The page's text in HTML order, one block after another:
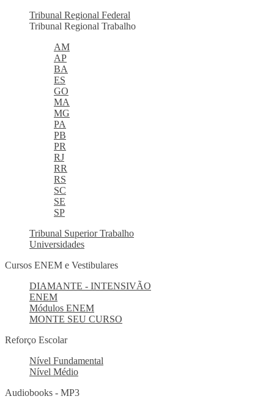
Tribunal Regional Federal
Tribunal Regional Trabalho
AM
AP
BA
ES
GO
MA
MG
PA
PB
PR
RJ
RR
RS
SC
SE
SP
Tribunal Superior Trabalho
Universidades
Cursos ENEM e Vestibulares
DIAMANTE - INTENSIVÃO
ENEM
Módulos ENEM
MONTE SEU CURSO
Reforço Escolar
Nível Fundamental
Nível Médio
Audiobooks - MP3